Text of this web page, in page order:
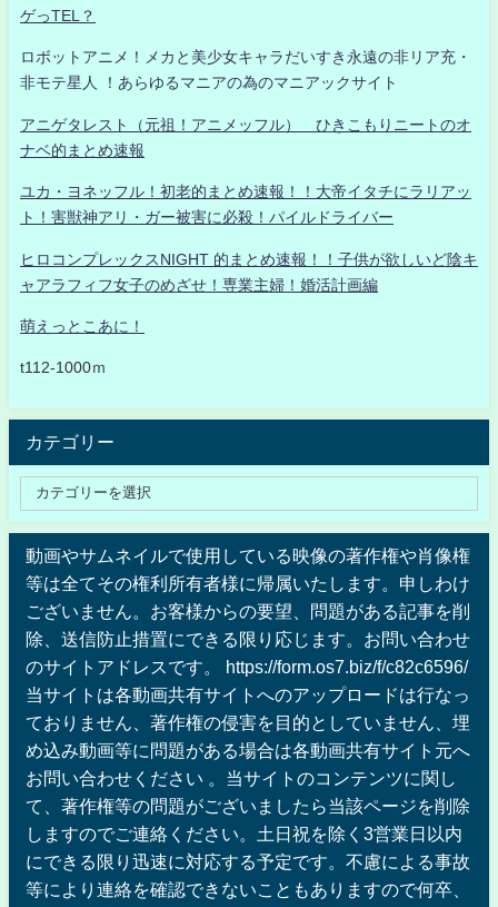
ゲっTEL？
ロボットアニメ！メカと美少女キャラだいすき永遠の非リア充・
非モテ星人 ！あらゆるマニアの為のマニアックサイト
アニゲタレスト（元祖！アニメッフル） ひきこもりニートのオ
ナベ的まとめ速報
ユカ・ヨネッフル！初老的まとめ速報！！大帝イタチにラリアッ
ト！害獣神アリ・ガー被害に必殺！パイルドライバー
ヒロコンプレックスNIGHT 的まとめ速報！！子供が欲しいど陰キ
ャアラフィフ女子のめざせ！専業主婦！婚活計画編
萌えっとこあに！
t112-1000ｍ
カテゴリー
動画やサムネイルで使用している映像の著作権や肖像権
等は全てその権利所有者様に帰属いたします。申しわけ
ございません。お客様からの要望、問題がある記事を削
除、送信防止措置にできる限り応じます。お問い合わせ
のサイトアドレスです。 https://form.os7.biz/f/c82c6596/
当サイトは各動画共有サイトへのアップロードは行なっ
ておりません、著作権の侵害を目的としていません、埋
め込み動画等に問題がある場合は各動画共有サイト元へ
お問い合わせください 。当サイトのコンテンツに関し
て、著作権等の問題がございましたら当該ページを削除
しますのでご連絡ください。土日祝を除く3営業日以内
にできる限り迅速に対応する予定です。不慮による事故
等により連絡を確認できないこともありますので何卒、